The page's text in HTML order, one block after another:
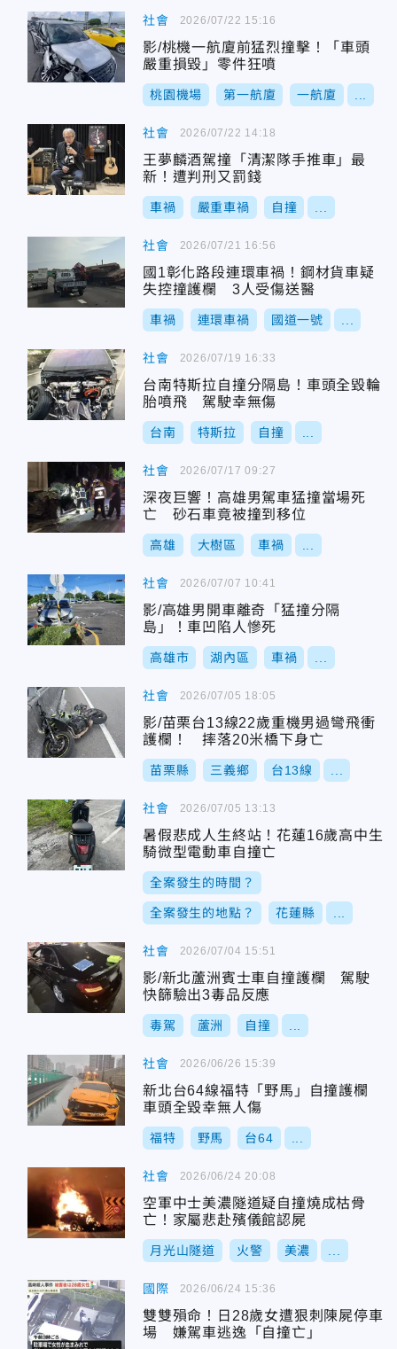
社會
影/桃機一航廈前猛烈撞擊！「車頭
嚴重損毀」零件狂噴
桃園機場 第一航廈 一航廈
2026/07/22 15:16
社會
王夢麟酒駕撞「清潔隊手推車」最
新！遭判刑又罰錢
車禍 嚴重車禍 自撞
2026/07/22 14:18
社會
國1彰化路段連環車禍！鋼材貨車疑
失控撞護欄 3人受傷送醫
車禍 連環車禍 國道一號
2026/07/21 16:56
社會
台南特斯拉自撞分隔島！車頭全毀輪
胎噴飛 駕駛幸無傷
台南 特斯拉 自撞
2026/07/19 16:33
社會
深夜巨響！高雄男駕車猛撞當場死
亡 砂石車竟被撞到移位
高雄 大樹區 車禍
2026/07/17 09:27
社會
影/高雄男開車離奇「猛撞分隔
島」！車凹陷人慘死
高雄市 湖內區 車禍
2026/07/07 10:41
社會
影/苗栗台13線22歲重機男過彎飛衝
護欄！ 摔落20米橋下身亡
苗栗縣 三義鄉 台13線
2026/07/05 18:05
社會
暑假悲成人生終站！花蓮16歲高中生
騎微型電動車自撞亡
全案發生的時間？
全案發生的地點？ 花蓮縣
2026/07/05 13:13
社會
影/新北蘆洲賓士車自撞護欄 駕駛
快篩驗出3毒品反應
毒駕 蘆洲 自撞
2026/07/04 15:51
社會
新北台64線福特「野馬」自撞護欄
車頭全毀幸無人傷
福特 野馬 台64
2026/06/26 15:39
社會
空軍中士美濃隧道疑自撞燒成枯骨
亡！家屬悲赴殯儀館認屍
月光山隧道 火警 美濃
2026/06/24 20:08
國際
雙雙殞命！日28歲女遭狠刺陳屍停車
場 嫌駕車逃逸「自撞亡」
2026/06/24 15:36